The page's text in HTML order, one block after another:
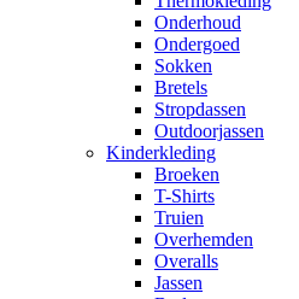
Onderhoud
Ondergoed
Sokken
Bretels
Stropdassen
Outdoorjassen
Kinderkleding
Broeken
T-Shirts
Truien
Overhemden
Overalls
Jassen